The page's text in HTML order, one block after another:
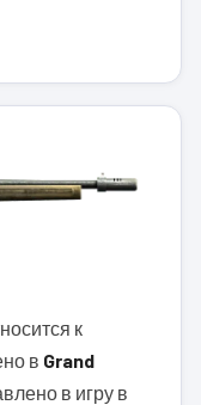
к
в Grand
в игру в